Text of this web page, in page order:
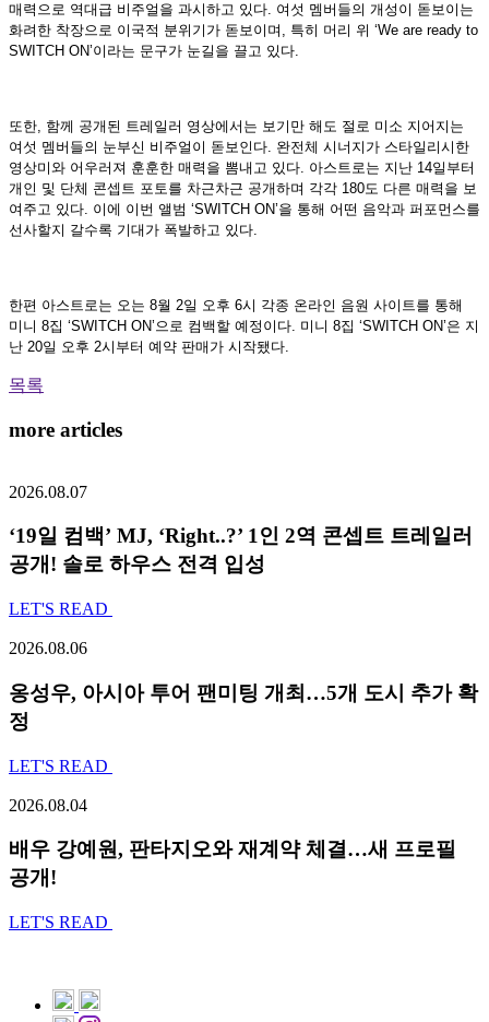
매력으로 역대급 비주얼을 과시하고 있다. 여섯 멤버들의 개성이 돋보이는
화려한 착장으로 이국적 분위기가 돋보이며, 특히 머리 위 ‘We are ready to
SWITCH ON’이라는 문구가 눈길을 끌고 있다.
또한, 함께 공개된 트레일러 영상에서는 보기만 해도 절로 미소 지어지는
여섯 멤버들의 눈부신 비주얼이 돋보인다. 완전체 시너지가 스타일리시한
영상미와 어우러져 훈훈한 매력을 뽐내고 있다. 아스트로는 지난 14일부터
개인 및 단체 콘셉트 포토를 차근차근 공개하며 각각 180도 다른 매력을 보
여주고 있다. 이에 이번 앨범 ‘SWITCH ON’을 통해 어떤 음악과 퍼포먼스를
선사할지 갈수록 기대가 폭발하고 있다.
한편 아스트로는 오는 8월 2일 오후 6시 각종 온라인 음원 사이트를 통해
미니 8집 ‘SWITCH ON’으로 컴백할 예정이다. 미니 8집 ‘SWITCH ON’은 지
난 20일 오후 2시부터 예약 판매가 시작됐다.
목록
more articles
2026.08.07
‘19일 컴백’ MJ, ‘Right..?’ 1인 2역 콘셉트 트레일러
공개! 솔로 하우스 전격 입성
LET'S READ
2026.08.06
옹성우, 아시아 투어 팬미팅 개최…5개 도시 추가 확
정
LET'S READ
2026.08.04
배우 강예원, 판타지오와 재계약 체결…새 프로필
공개!
LET'S READ